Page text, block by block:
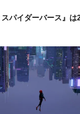
パイダーバース』は